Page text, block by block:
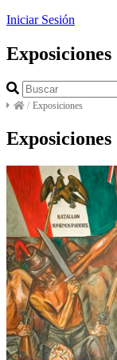
Iniciar Sesión
Exposiciones
/ Exposiciones
Exposiciones